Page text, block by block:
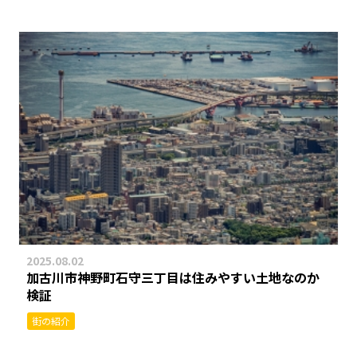
2025.08.02
加古川市神野町石守三丁目は住みやすい土地なのか
検証
街の紹介